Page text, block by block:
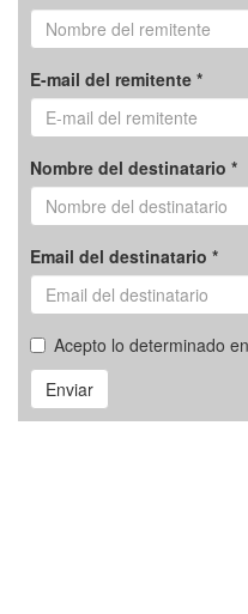
E-mail del remitente *
Nombre del destinatario *
Email del destinatario *
Acepto lo determinado
Enviar